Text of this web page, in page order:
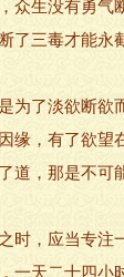
众生没有勇气
了三毒才能永
为了淡欲断欲
缘，有了欲望
道，那是不可
时，应当专注
一天二十四小